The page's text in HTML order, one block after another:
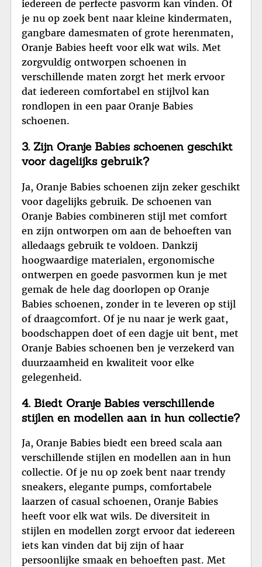
iedereen de perfecte pasvorm kan vinden. Of
je nu op zoek bent naar kleine kindermaten,
gangbare damesmaten of grote herenmaten,
Oranje Babies heeft voor elk wat wils. Met
zorgvuldig ontworpen schoenen in
verschillende maten zorgt het merk ervoor
dat iedereen comfortabel en stijlvol kan
rondlopen in een paar Oranje Babies
schoenen.
3. Zijn Oranje Babies schoenen geschikt
voor dagelijks gebruik?
Ja, Oranje Babies schoenen zijn zeker geschikt
voor dagelijks gebruik. De schoenen van
Oranje Babies combineren stijl met comfort
en zijn ontworpen om aan de behoeften van
alledaags gebruik te voldoen. Dankzij
hoogwaardige materialen, ergonomische
ontwerpen en goede pasvormen kun je met
gemak de hele dag doorlopen op Oranje
Babies schoenen, zonder in te leveren op stijl
of draagcomfort. Of je nu naar je werk gaat,
boodschappen doet of een dagje uit bent, met
Oranje Babies schoenen ben je verzekerd van
duurzaamheid en kwaliteit voor elke
gelegenheid.
4. Biedt Oranje Babies verschillende
stijlen en modellen aan in hun collectie?
Ja, Oranje Babies biedt een breed scala aan
verschillende stijlen en modellen aan in hun
collectie. Of je nu op zoek bent naar trendy
sneakers, elegante pumps, comfortabele
laarzen of casual schoenen, Oranje Babies
heeft voor elk wat wils. De diversiteit in
stijlen en modellen zorgt ervoor dat iedereen
iets kan vinden dat bij zijn of haar
persoonlijke smaak en behoeften past. Met